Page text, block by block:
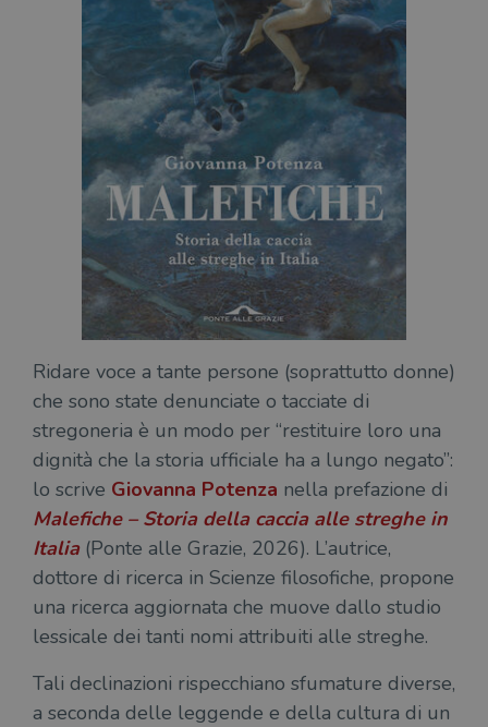
Ridare voce a tante persone (soprattutto donne)
che sono state denunciate o tacciate di
stregoneria è un modo per “restituire loro una
dignità che la storia ufficiale ha a lungo negato”:
lo scrive Giovanna Potenza nella prefazione di
Malefiche – Storia della caccia alle streghe in
Italia(Ponte alle Grazie, 2026). L’autrice,
dottore di ricerca in Scienze filosofiche, propone
una ricerca aggiornata che muove dallo studio
lessicale dei tanti nomi attribuiti alle streghe.
Tali declinazioni rispecchiano sfumature diverse,
a seconda delle leggende e della cultura di un